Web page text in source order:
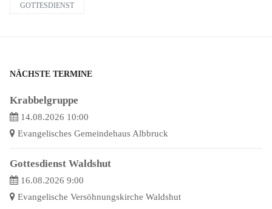
GOTTESDIENST
NÄCHSTE TERMINE
Krabbelgruppe
14.08.2026 10:00
Evangelisches Gemeindehaus Albbruck
Gottesdienst Waldshut
16.08.2026 9:00
Evangelische Versöhnungskirche Waldshut